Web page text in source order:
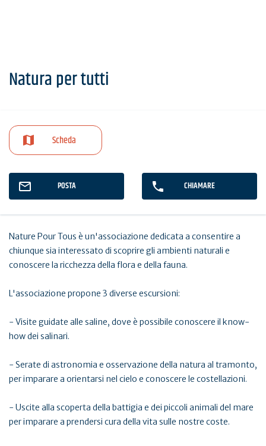
Natura per tutti
Scheda
POSTA CHIAMARE
Nature Pour Tous è un'associazione dedicata a consentire a
chiunque sia interessato di scoprire gli ambienti naturali e
conoscere la ricchezza della flora e della fauna.
L'associazione propone 3 diverse escursioni:
- Visite guidate alle saline, dove è possibile conoscere il know-
how dei salinari.
- Serate di astronomia e osservazione della natura al tramonto,
per imparare a orientarsi nel cielo e conoscere le costellazioni.
- Uscite alla scoperta della battigia e dei piccoli animali del mare
per imparare a prendersi cura della vita sulle nostre coste.